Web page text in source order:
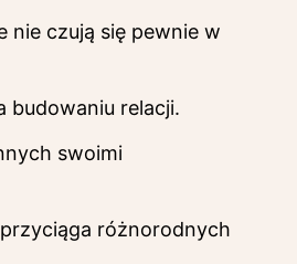
nie czują się pewnie w
budowaniu relacji.
swoimi
różnorodnych